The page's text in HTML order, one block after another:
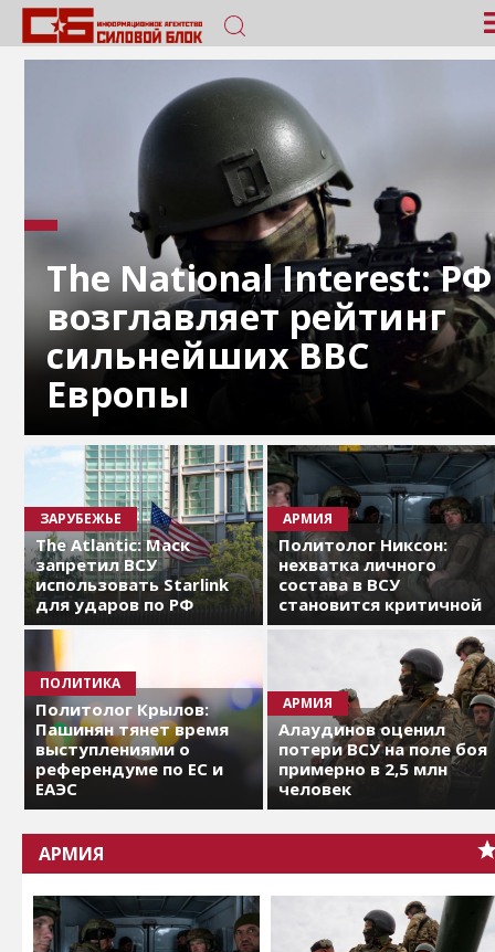
The National Interest: РФ
возглавляет рейтинг
сильнейших ВВС
Европы
ЗАРУБЕЖЬЕ
The Atlantic: Маск
запретил ВСУ
использовать Starlink
для ударов по РФ
АРМИЯ
Политолог Никсон:
нехватка личного
состава в ВСУ
становится критичной
ПОЛИТИКА
Политолог Крылов:
Пашинян тянет время
выступлениями о
референдуме по ЕС и
ЕАЭС
АРМИЯ
Алаудинов оценил
потери ВСУ на поле боя
примерно в 2,5 млн
человек
АРМИЯ